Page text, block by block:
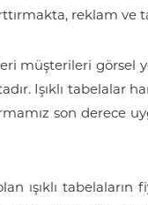
reklam
müşterileri
Işıklı tabelalar
son derece
ışıklı